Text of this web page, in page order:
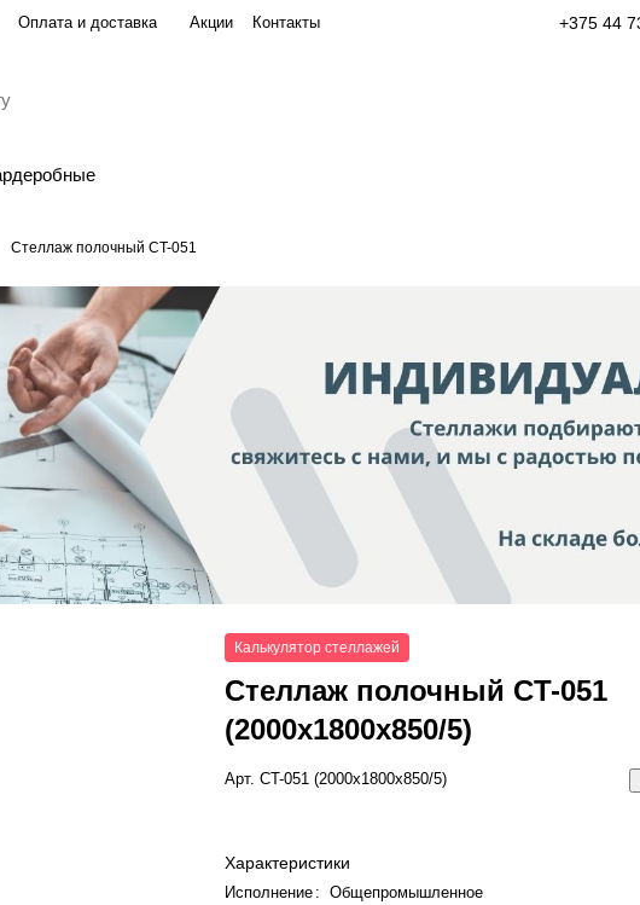
Оплата и доставка Акции Контакты +375 44
Стеллаж полочный СT-051
Калькулятор стеллажей
Стеллаж полочный СT-051
(2000x1800x850/5)
Арт.СT-051 (2000x1800x850/5)
Характеристики
Исполнение :
Общепромышленное